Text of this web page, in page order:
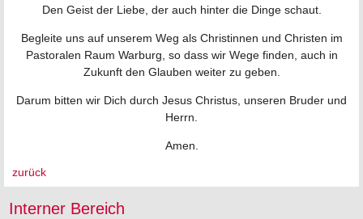
Den Geist der Liebe, der auch hinter die Dinge schaut.
Begleite uns auf unserem Weg als Christinnen und Christen im
Pastoralen Raum Warburg, so dass wir Wege finden, auch in
Zukunft den Glauben weiter zu geben.
Darum bitten wir Dich durch Jesus Christus, unseren Bruder und
Herrn.
Amen.
zurück
Interner Bereich